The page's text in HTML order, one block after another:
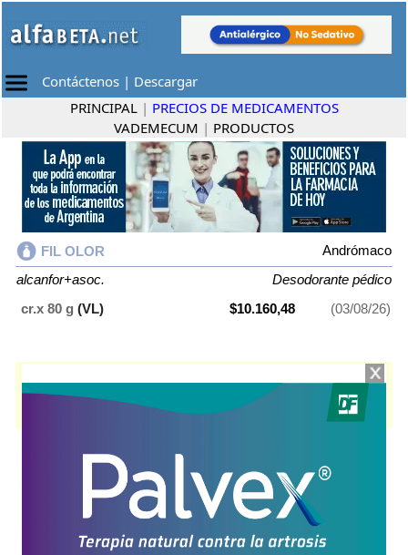
Contáctenos | Descargar
PRINCIPAL | PRECIOS DE MEDICAMENTOS
VADEMECUM | PRODUCTOS
FIL OLOR
Andrómaco
alcanfor+asoc.
Desodorante pédico
cr.x 80 g (VL) $10.160,48 (03/08/26)
pédico. Es producido por
y cuenta con 1 presentación
Explorar más
Otros productos con
alcanfor+asoc.
Otros productos de
Andrómaco